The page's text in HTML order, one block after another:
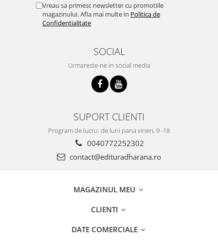
Vreau sa primesc newsletter cu promotiile
magazinului. Afla mai multe in Politica de
Confidentialitate
SOCIAL
Urmareste-ne in social media
SUPORT CLIENTI
Program de lucru: de luni pana vineri, 9 -18
0040772252302
contact@edituradharana.ro
MAGAZINUL MEU
CLIENTI
DATE COMERCIALE